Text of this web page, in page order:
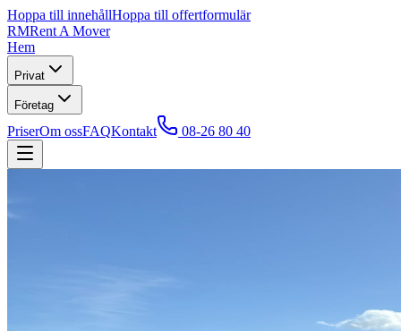
Hoppa till innehållHoppa till offertformulär
RMRent A Mover
Hem
Privat
Företag
PriserOm ossFAQKontakt 08-26 80 40